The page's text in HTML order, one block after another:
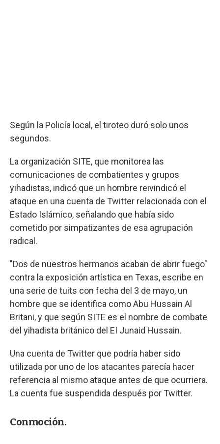
Según la Policía local, el tiroteo duró solo unos
segundos.
La organización SITE, que monitorea las
comunicaciones de combatientes y grupos
yihadistas, indicó que un hombre reivindicó el
ataque en una cuenta de Twitter relacionada con el
Estado Islámico, señalando que había sido
cometido por simpatizantes de esa agrupación
radical.
"Dos de nuestros hermanos acaban de abrir fuego"
contra la exposición artística en Texas, escribe en
una serie de tuits con fecha del 3 de mayo, un
hombre que se identifica como Abu Hussain Al
Britani, y que según SITE es el nombre de combate
del yihadista británico del EI Junaid Hussain.
Una cuenta de Twitter que podría haber sido
utilizada por uno de los atacantes parecía hacer
referencia al mismo ataque antes de que ocurriera.
La cuenta fue suspendida después por Twitter.
Conmoción.